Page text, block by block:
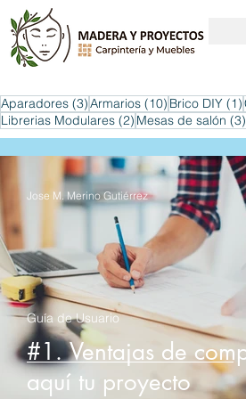
Aparadores (3)3 entradas
Armarios (10) 10 entradas
Brico DIY (1)
Librerias Modulares (2) 2 entradas
Mesas de salón (3)
#1. Ventajas de
aquí tu proyecto
Guía de Usuario
Jose M. Merino Gutiérrez